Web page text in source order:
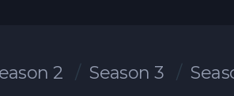
2 Season 3